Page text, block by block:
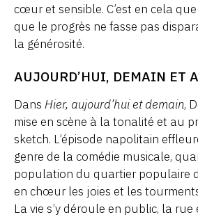
cœur et sensible. C’est en cela que
que le progrès ne fasse pas
la générosité.
AUJOURD’HUI, DEMAIN ET
Dans Hier, aujourd’hui et demain,
mise en scène à la tonalité et au
sketch. L’épisode napolitain
genre de la comédie musicale,
population du quartier populaire
en chœur les joies et les
La vie s’y déroule en public, la rue